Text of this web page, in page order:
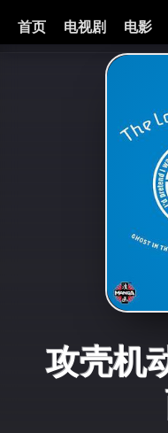
首页 电视剧 电影
攻壳机